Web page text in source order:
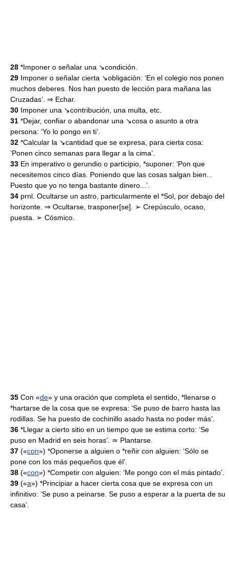
28 *Imponer o señalar una ↘condición.
29 Imponer o señalar cierta ↘obligación: ‘En el colegio nos ponen
muchos deberes. Nos han puesto de lección para mañana las
Cruzadas’. ⇒ Echar.
30 Imponer una ↘contribución, una multa, etc.
31 *Dejar, confiar o abandonar una ↘cosa o asunto a otra
persona: ‘Yo lo pongo en ti’.
32 *Calcular la ↘cantidad que se expresa, para cierta cosa:
‘Ponen cinco semanas para llegar a la cima’.
33 En imperativo o gerundio o participio, *suponer: ‘Pon que
necesitemos cinco días. Poniendo que las cosas salgan bien...
Puesto que yo no tenga bastante dinero...’.
34 prnl. Ocultarse un astro, particularmente el *Sol, por debajo del
horizonte. ⇒ Ocultarse, trasponer[se]. ➢ Crepúsculo, ocaso,
puesta. ➢ Cósmico.
35 Con «de» y una oración que completa el sentido, *llenarse o
*hartarse de la cosa que se expresa: ‘Se puso de barro hasta las
rodillas. Se ha puesto de cochinillo asado hasta no poder más’.
36 *Llegar a cierto sitio en un tiempo que se estima corto: ‘Se
puso en Madrid en seis horas’. ≃ Plantarse.
37 («con») *Oponerse a alguien o *reñir con alguien: ‘Sólo se
pone con los más pequeños que él’.
38 («con») *Competir con alguien: ‘Me pongo con el más pintado’.
39 («a») *Principiar a hacer cierta cosa que se expresa con un
infinitivo: ‘Se puso a peinarse. Se puso a esperar a la puerta de su
casa’.